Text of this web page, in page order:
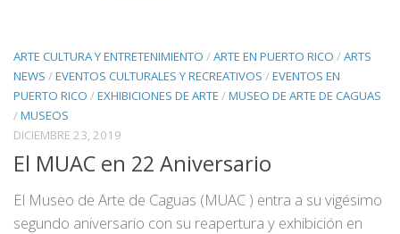
ARTE CULTURA Y ENTRETENIMIENTO /ARTE EN PUERTO RICO /ARTS
NEWS /EVENTOS CULTURALES Y RECREATIVOS /EVENTOS EN
PUERTO RICO /EXHIBICIONES DE ARTE /MUSEO DE ARTE DE CAGUAS
/MUSEOS
DICIEMBRE 23, 2019
El MUAC en 22 Aniversario
El Museo de Arte de Caguas (MUAC ) entra a su vigésimo
segundo aniversario con su reapertura y exhibición en